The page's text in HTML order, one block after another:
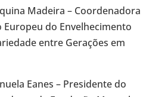
Madeira – Coordenadora
Europeu do Envelhecimento
entre Gerações em
Eanes – Presidente do